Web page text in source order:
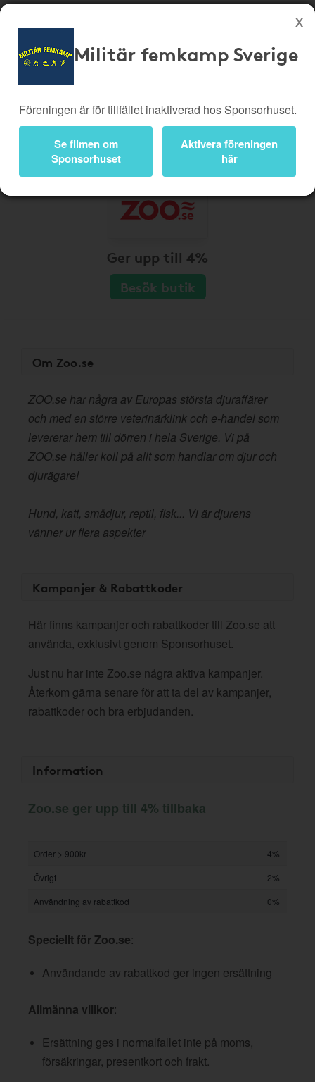
Köp genom denna sida stöttar Militär femkamp Sverige
Butiker
Presentkort
Kampanjer
Bli medlem
Logga in
Militär femkamp Sverige
Föreningen är för tillfället inaktiverad hos Sponsorhuset.
Se filmen om
Sponsorhuset
Aktivera föreningen
här
Ger upp till 4%
Besök butik
Om Zoo.se
ZOO.se har några av Europas största djuraffärer
och med en större veterinärklink och e-handel som
levererar hem till dörren i hela Sverige. Vi på
ZOO.se håller koll på allt som handlar om djur och
djurägare!
Hund, katt, smådjur, reptil, fisk... Vi är djurens
vänner ur flera aspekter
Kampanjer & Rabattkoder
Här finns kampanjer och rabattkoder till Zoo.se att
använda, exklusivt genom Sponsorhuset.
Just nu har inte Zoo.se några aktiva kampanjer.
Återkom gärna senare för att ta del av kampanjer,
rabattkoder och bra erbjudanden.
Information
Zoo.se ger upp till 4% tillbaka
Order > 900kr
4%
Övrigt
2%
Användning av rabattkod
0%
Speciellt för Zoo.se:
Användande av rabattkod ger ingen ersättning
Allmänna villkor:
Ersättning ges i normalfallet inte på moms,
försäkringar, presentkort och frakt.